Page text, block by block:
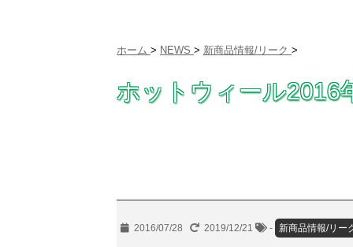
ホーム > NEWS > 新商品情報/リーク >
ホットウィール2016
2016/07/28 2019/12/21 - 新商品情報/リー